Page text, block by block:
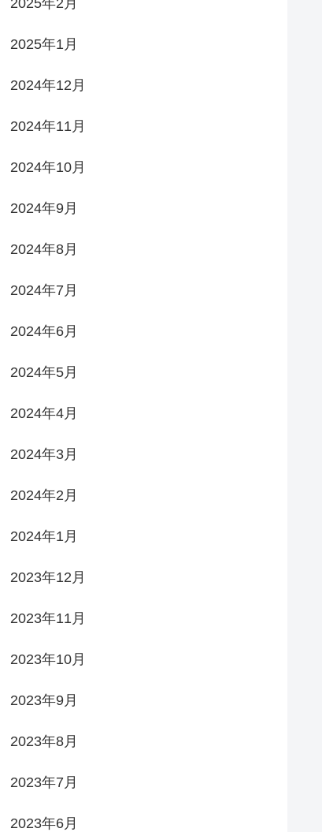
2025年1月
2024年12月
2024年11月
2024年10月
2024年9月
2024年8月
2024年7月
2024年6月
2024年5月
2024年4月
2024年3月
2024年2月
2024年1月
2023年12月
2023年11月
2023年10月
2023年9月
2023年8月
2023年7月
2023年6月